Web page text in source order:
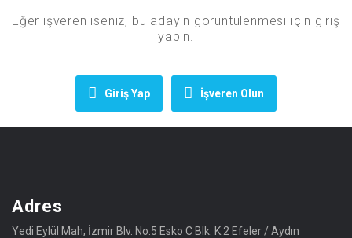
Eğer işveren iseniz, bu adayın görüntülenmesi için giriş
yapın.
Giriş Yap İşveren Olun
Adres
Yedi Eylül Mah, İzmir Blv. No.5 Esko C Blk. K.2 Efeler / Aydın